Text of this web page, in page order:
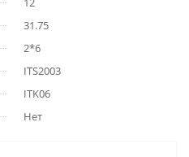
31.75
2*6
ITS2003
ITK06
Нет